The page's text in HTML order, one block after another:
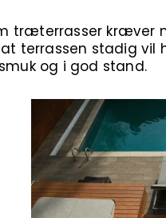
træterrasser kræver
terrassen stadig
og i god stand.